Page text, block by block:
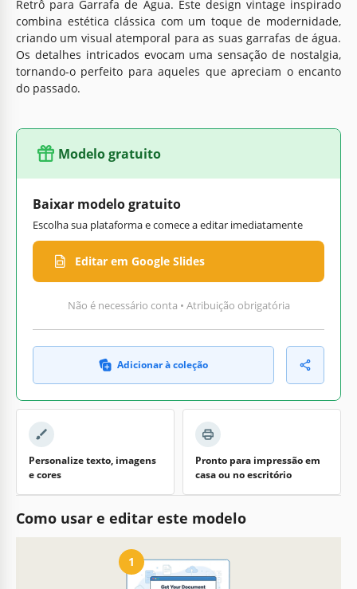
Retrô para Garrafa de Água. Este design vintage inspirado
combina estética clássica com um toque de modernidade,
criando um visual atemporal para as suas garrafas de água.
Os detalhes intricados evocam uma sensação de nostalgia,
tornando-o perfeito para aqueles que apreciam o encanto
do passado.
Modelo gratuito
Baixar modelo gratuito
Escolha sua plataforma e comece a editar imediatamente
Editar em Google Slides
Não é necessário conta • Atribuição obrigatória
Adicionar à coleção
Personalize texto, imagens
e cores
Pronto para impressão em
casa ou no escritório
Como usar e editar este modelo
1